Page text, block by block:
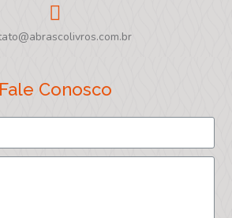
Fale Conosco